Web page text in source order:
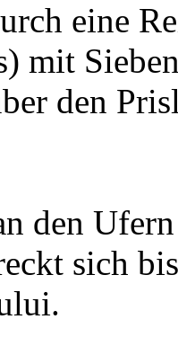
eine
mit
den
den
sich